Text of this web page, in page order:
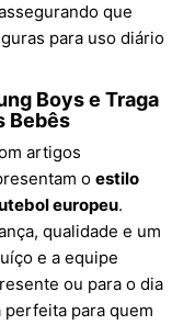
que
para uso diário
Boyse Traga
Bebês
artigos
o estilo
europeu.
qualidade e um
e a equipe
ou para o dia
perfeita para quem